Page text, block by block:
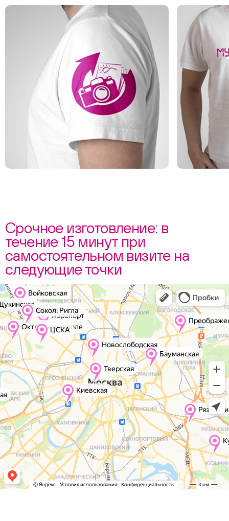
Срочное изготовление: в
течение 15 минут при
самостоятельном визите на
следующие точки